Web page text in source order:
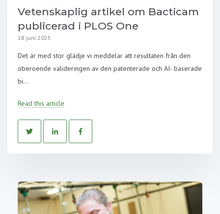
Vetenskaplig artikel om Bacticam
publicerad i PLOS One
18 juni 2025
Det är med stor glädje vi meddelar att resultaten från den
oberoende valideringen av den patenterade och AI- baserade
bi...
Read this article